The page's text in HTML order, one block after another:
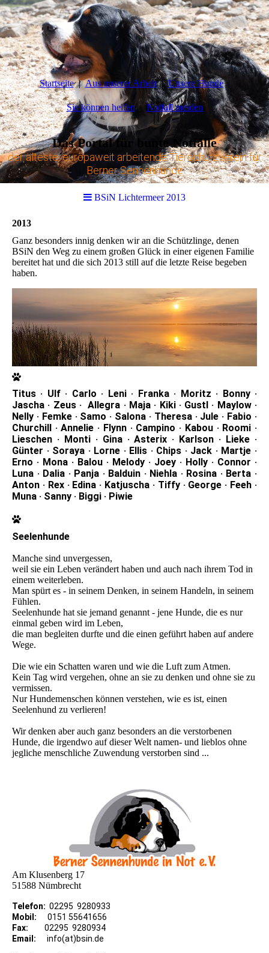
Startseite Aus unserer Arbeit Unsere Hunde
Sie können helfen Notfall melden
Das Portal für bunte Notfälle
der älteste, europaweit arbeitende Tierschutzverein für
Berner Sennenhunde
BSiN Lichtermeer 2013
2013
Ganz besonders innig denken wir an die Schützlinge, denen
BSiN den Weg zu einem großen Glück in einer eigenen Familie
bereitet hat und die sich 2013 still auf die letzte Reise begeben
haben.
Titus · Ulf · Carlo · Leni · Franka · Moritz · Bonny ·
Jascha · Zeus · Allegra · Maja · Kiki · Gustl · Maylow ·
Nelly · Femke · Samo · Salona · Theresa · Jule · Fabio ·
Churchill · Annelie · Flynn · Campino · Kabou · Roomi ·
Lieschen · Monti · Gina · Asterix · Karlson · Lieke ·
Günter · Soraya · Lorne · Ellis · Chips · Jack · Martje ·
Erno · Mona · Balou · Melody · Joey · Holly · Connor ·
Luna · Dalia · Panja · Balduin · Niehla · Rosina · Berta ·
Anton · Rex · Edina · Katjuscha · Tiffy · George · Feeh ·
Muna · Sanny · Biggi · Piwie
Seelenhunde
Manche sind unvergessen,
weil sie ein Leben verändert haben und auch nach ihrem Tod in
einem weiterleben.
Man spürt es - in seinem Denken, in seinem Handeln, in seinem
Fühlen.
Seelenhunde hat sie jemand genannt - jene Hunde, die es nur
einmal geben wird im Leben,
die man begleiten durfte und die einen geführt haben auf andere
Wege.
Die wie ein Schatten waren und wie die Luft zum Atmen.
Kein Tag wird vergehen, ohne an sie zu denken und ohne sie zu
vermissen.
Nur Hundemenschen können verstehen, wie es ist, einen
Seelenhund zu verlieren!
Wir denken aber auch ganz besonders an die verstorbenen
Hunde, die irgendwo auf dieser Welt namen- und lieblos ohne
jegliche menschliche Zuwendung verstorben sind ...
Am Klusenberg 17
51588 Nümbrecht
Telefon: 02295 9280933
Mobil: 0151 55641656
Fax:
02295 9280934
Email: info(at)bsin.de